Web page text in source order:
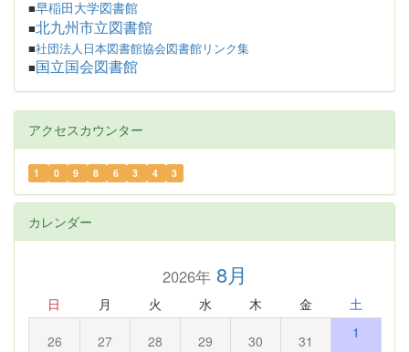
■早稲田大学図書館
■北九州市立図書館
■社団法人日本図書館協会図書館リンク集
■ 国立国会図書館
アクセスカウンター
1 0 9 8 6 3 4 3
カレンダー
2026年8月
日 月 火 水 木 金 土
26 27 28 29 30 31 1